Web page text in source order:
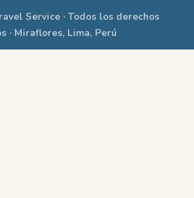
Service · Todos los derechos
· Miraflores, Lima, Perú